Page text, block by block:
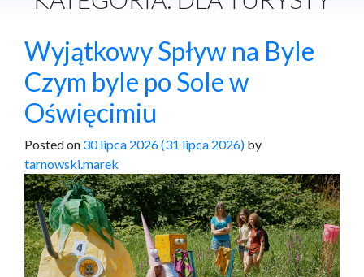
Wyjątkowy Spływ na Byle
Czym byle po Sole w
Oświęcimiu
Posted on 30 lipca 2026(31 lipca 2026) by
tarnowski.marek